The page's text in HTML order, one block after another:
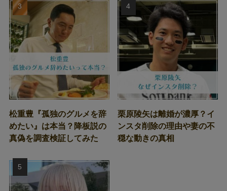
松重豊『孤独のグルメを辞
めたい』は本当？降板説の
真偽を調査検証してみた
栗原陵矢は離婚が濃厚？イ
ンスタ削除の理由や妻の不
穏な動きの真相